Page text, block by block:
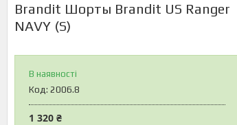
Brandit Шорты Brandit US Ranger
NAVY (S)
В наявності
Код: 2006.8
1 320 ₴